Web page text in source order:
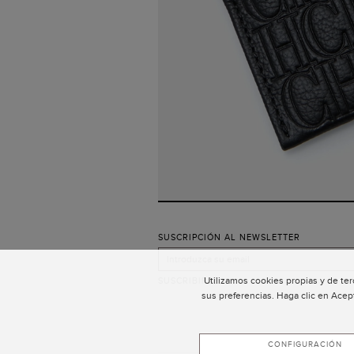
Utilizamos cookies propias y de
sus preferencias. Haga clic en
CONFIGURACIÓN
SUSCRIPCIÓN AL NEWSLETTER
SUSCRIBIRSE